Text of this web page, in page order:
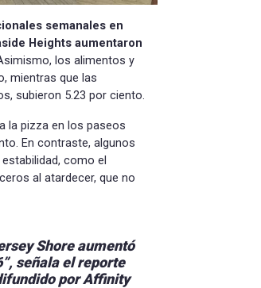
semanales en
Heights aumentaron
los alimentos y
mientras que las
subieron 5.23 por ciento.
la pizza en los paseos
En contraste, algunos
como el
al atardecer, que no
Shore aumentó
señala el reporte
por Affinity